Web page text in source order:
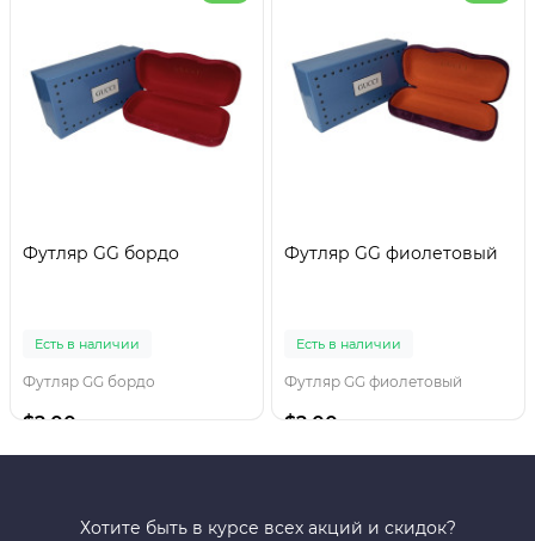
Футляр GG бордо
Есть в наличии
Футляр GG бордо
$2.00
Футляр GG фиолетовый
Есть в наличии
Футляр GG фиолетовый
$2.00
Хотите быть в курсе всех акций и скидок?